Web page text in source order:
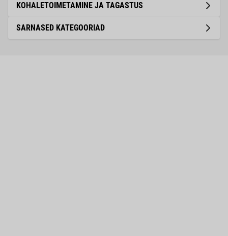
KOHALETOIMETAMINE JA TAGASTUS
SARNASED KATEGOORIAD